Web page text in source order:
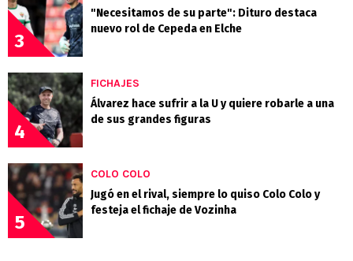
3
"Necesitamos de su parte": Dituro destaca
nuevo rol de Cepeda en Elche
4
FICHAJES
Álvarez hace sufrir a la U y quiere robarle a una
de sus grandes figuras
5
COLO COLO
Jugó en el rival, siempre lo quiso Colo Colo y
festeja el fichaje de Vozinha